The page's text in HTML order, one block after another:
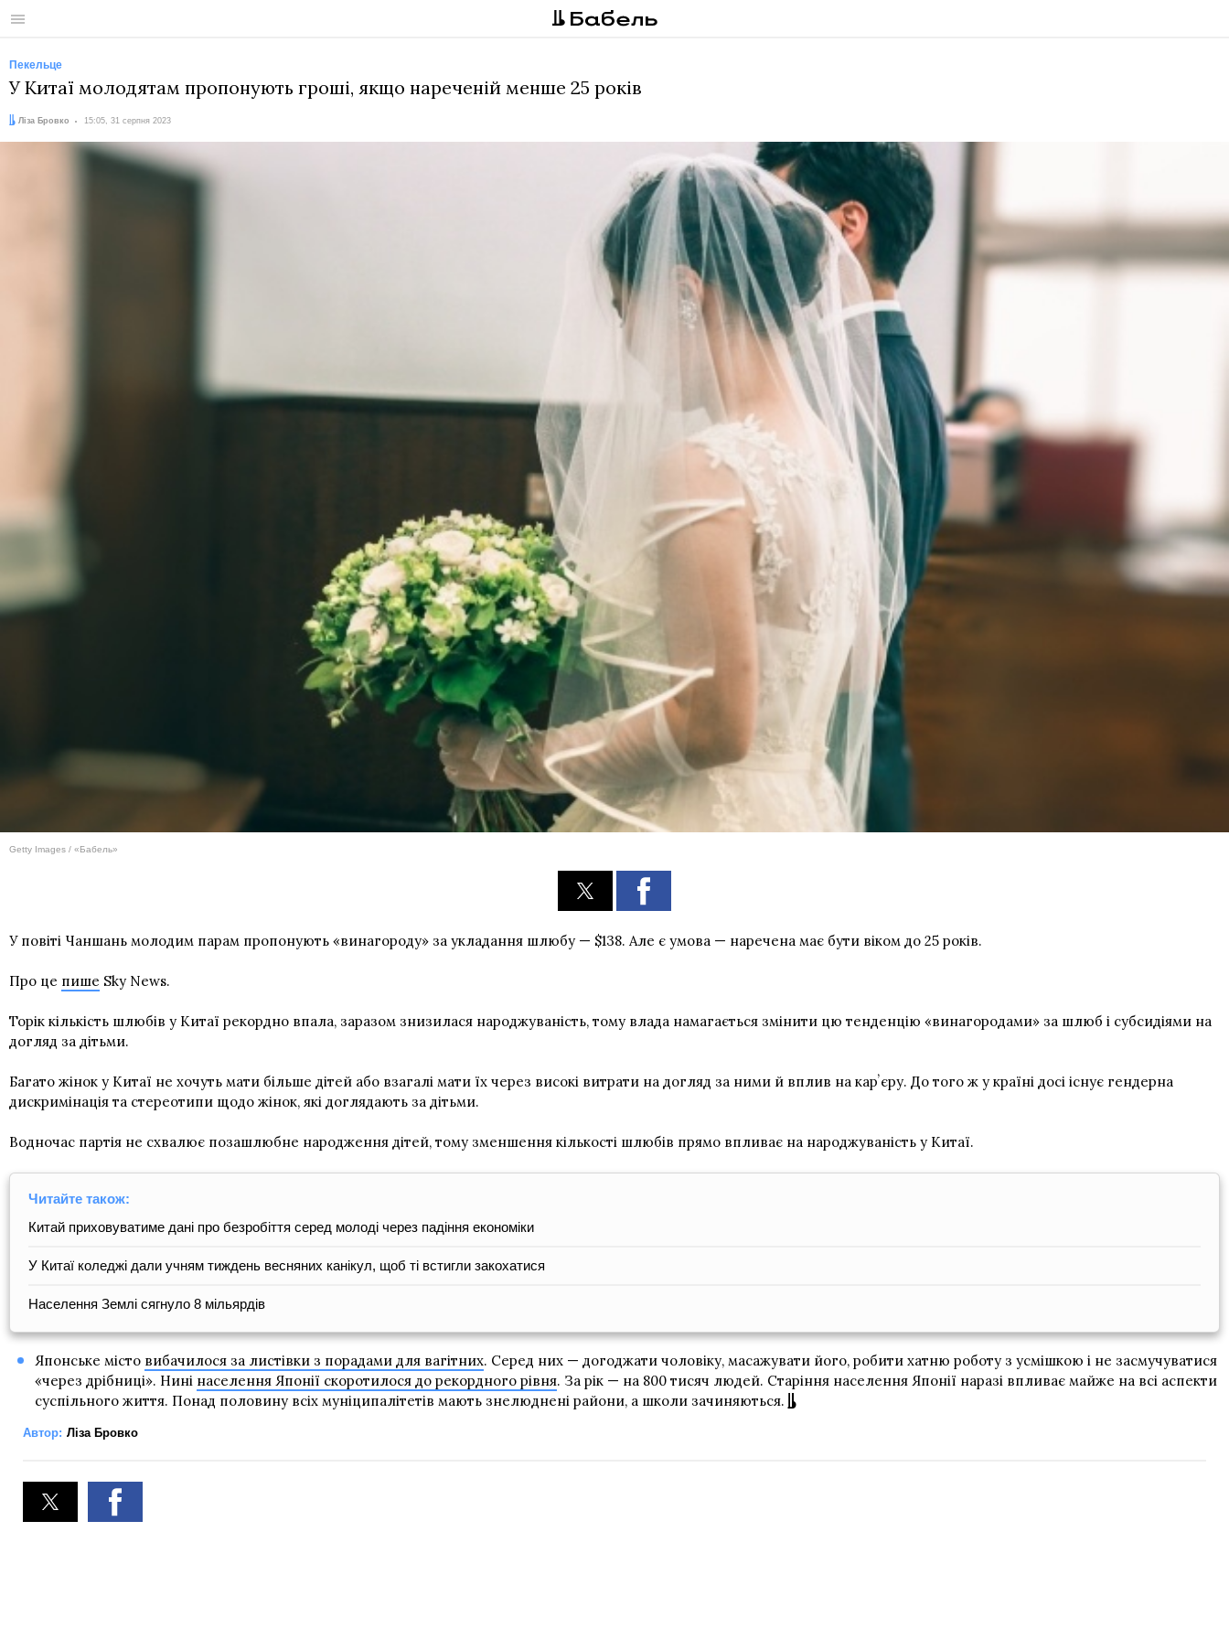
Меню
Пекельце
У Китаї молодятам пропонують гроші, якщо нареченій менше 25 років
Автор:
Ліза Бровко
Дата: 15:05, 31 серпня 2023
Getty Images / «Бабель»
У повіті Чаншань молодим парам пропонують «винагороду» за укладання шлюбу — $138. Але є умова — наречена має бути віком до 25 років.
Про це пише Sky News.
Торік кількість шлюбів у Китаї рекордно впала, заразом знизилася народжуваність, тому влада намагається змінити цю тенденцію «винагородами» за шлюб і субсидіями на
догляд за дітьми.
Багато жінок у Китаї не хочуть мати більше дітей або взагалі мати їх через високі витрати на догляд за ними й вплив на карʼєру. До того ж у країні досі існує гендерна
дискримінація та стереотипи щодо жінок, які доглядають за дітьми.
Водночас партія не схвалює позашлюбне народження дітей, тому зменшення кількості шлюбів прямо впливає на народжуваність у Китаї.
Читайте також:
Китай приховуватиме дані про безробіття серед молоді через падіння економіки
У Китаї коледжі дали учням тиждень весняних канікул, щоб ті встигли закохатися
Населення Землі сягнуло 8 мільярдів
Японське місто вибачилося за листівки з порадами для вагітних. Серед них — догоджати чоловіку, масажувати його, робити хатню роботу з усмішкою і не засмучуватися
«через дрібниці». Нині населення Японії скоротилося до рекордного рівня. За рік — на 800 тисяч людей. Старіння населення Японії наразі впливає майже на всі аспекти
суспільного життя. Понад половину всіх муніципалітетів мають знелюднені райони, а школи зачиняються.
Автор: Ліза Бровко